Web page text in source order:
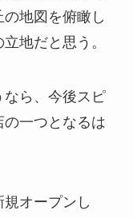
地図を俯瞰し
地だと思う。
なら、今後スピ
の一つとなるは
オープンし